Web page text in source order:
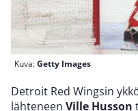
Kuva:Getty Images
Detroit Red Wingsin
lähteneen Ville Husson